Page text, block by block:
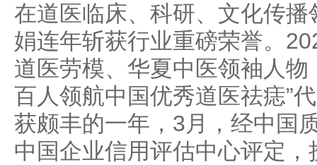
在道医临床、科研、文化传
娟连年斩获行业重磅荣誉。
道医劳模、华夏中医领袖人物
百人领航中国优秀道医祛痣”
获颇丰的一年，3月，经中国
中国企业信用评估中心评定，